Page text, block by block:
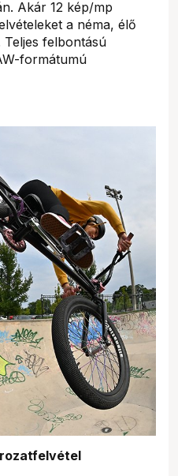
Akár 12 kép/mp
a néma, élő
felbontású
formátumú